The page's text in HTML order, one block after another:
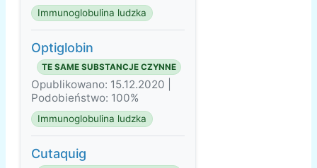
Immunoglobulina ludzka
Optiglobin
TE SAME SUBSTANCJE CZYNNE
Opublikowano: 15.12.2020 |
Podobieństwo: 100%
Immunoglobulina ludzka
Cutaquig